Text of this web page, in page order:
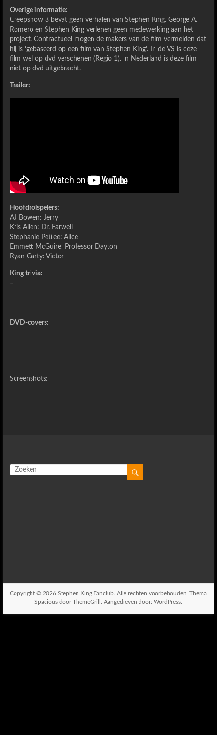
Overige informatie:
Creepshow 3 bevat geen verhalen van Stephen King. George A.
Romero en Stephen King verlenen geen medewerking aan het
project. Contractueel mogen de makers van de film vermelden dat
hij is ‘gebaseerd op een film van Stephen King’. In de VS is deze
film wel op dvd verschenen (Regio 1). In Nederland is deze film
niet op dvd uitgebracht.
Trailer:
Hoofdrolspelers:
AJ Bowen: Jerry
Kris Allen: Dr. Farwell
Stephanie Pettee: Alice
Emmett McGuire: Professor Dayton
Ryan Carty: Victor
King trivia:
–
DVD-covers:
Screenshots:
Copyright © 2026Stephen King Fanclub . Alle rechten voorbehouden. Thema
Spacious door ThemeGrill. Aangedreven door:WordPress